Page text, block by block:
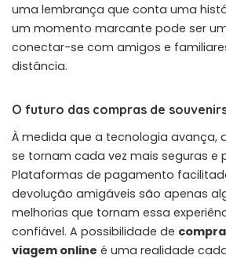
uma lembrança que conta uma
um momento marcante pode ser
conectar-se com amigos e
distância.
O futuro das compras de
À medida que a tecnologia avança,
se tornam cada vez mais seguras e
Plataformas de pagamento
devolução amigáveis são apenas
melhorias que tornam essa
confiável. A possibilidade de
viagem online é uma realidade